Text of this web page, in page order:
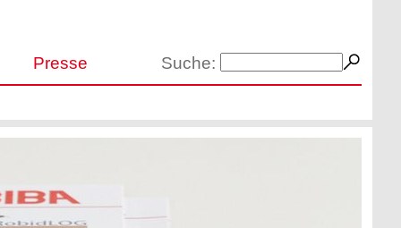
Presse Suche: